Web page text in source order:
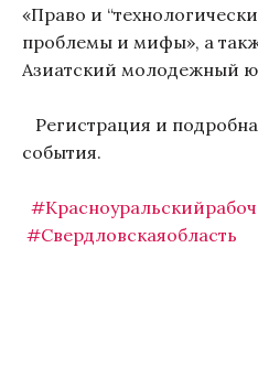
«Право и
проблемы и мифы», а
Азиатский молодежный
Регистрация и
события.
#Свердловскаяобласть